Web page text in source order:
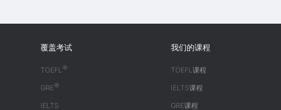
覆盖考试
TOEFL®
GRE®
IELTS
我们的课程
TOEFL课程
IELTS课程
GRE课程